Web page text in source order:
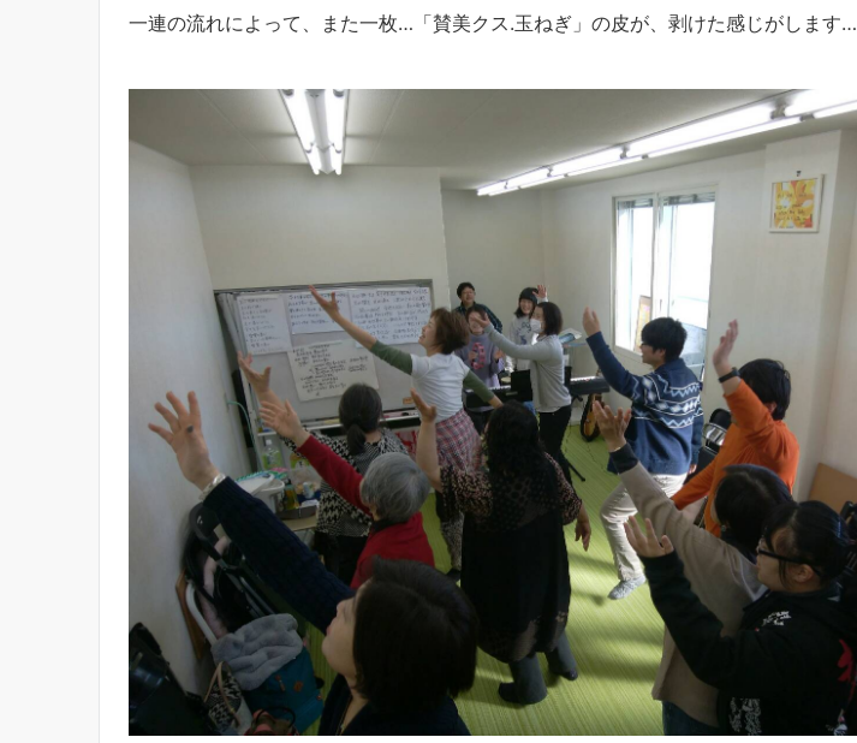
一連の流れによって、また一枚…「賛美クス.玉ねぎ」の皮が、剥けた感じがします…